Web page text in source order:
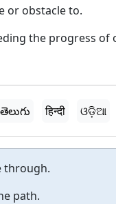
or obstacle to.
the progress of
తెలుగు हिन्दी ଓଡ଼ିଆ
through.
path.